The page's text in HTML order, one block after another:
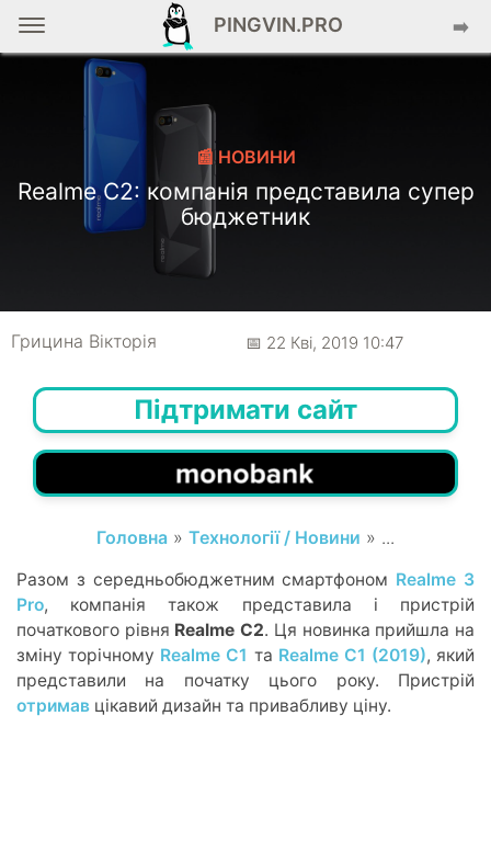
PINGVIN.PRO ➡️
📰 НОВИНИ
Realme C2: компанія представила супер
бюджетник
Грицина Вікторія 📅 22 Кві, 2019 10:47
Підтримати сайт
Головна » Технології / Новини » ...
Разом з середньобюджетним смартфоном Realme 3
Pro, компанія також представила і пристрій
початкового рівня Realme C2. Ця новинка прийшла на
зміну торічному Realme C1 та Realme C1 (2019), який
представили на початку цього року. Пристрій
отримав цікавий дизайн та привабливу ціну.